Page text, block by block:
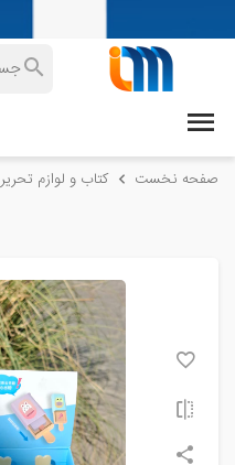
صفحه نخست کتاب و لوازم تحریر